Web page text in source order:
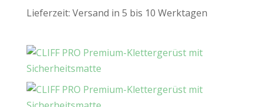
Lieferzeit: Versand in 5 bis 10 Werktagen